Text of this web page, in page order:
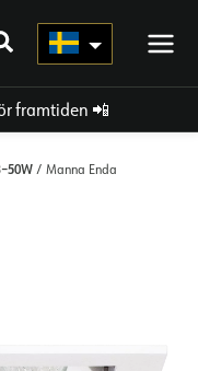
framtiden 📲
/ Manna Enda